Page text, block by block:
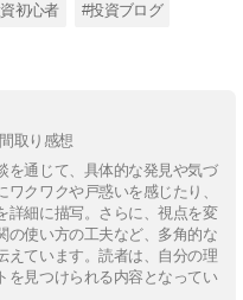
初心者 #投資ブログ
取り感想
を通じて、具体的な発見や気づ
クワクや戸惑いを感じたり、
詳細に描写。さらに、視点を変
の使い方の工夫など、多角的な
えています。読者は、自分の理
を見つけられる内容となってい